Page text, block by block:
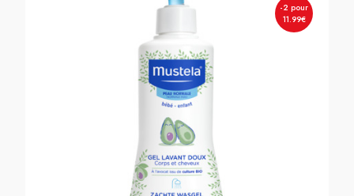
-2 pour
11.99€